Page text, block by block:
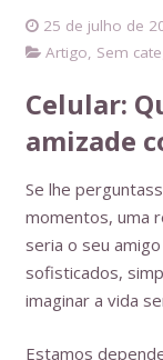
25 de julho de
Artigo, Sem
Celular:
amizade
Se lhe
momentos, uma
seria o seu amigo
sofisticados,
imaginar a vida
Estamos